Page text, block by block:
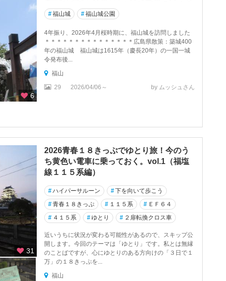
6
#福山城 #福山城公園
4年振り、2026年4月桜時期に、福山城を訪問しました
＊＊＊＊＊＊＊＊＊＊＊＊＊＊＊広島県散策：築城400
年の福山城 福山城は1615年（慶長20年）の一国一城
令発布後...
福山
29
2026/04/06～ by ムッシュさん
31
2026青春１８きっぷでゆとり旅！今のう
ち黄色い電車に乗っておく。vol.1（福塩
線１１５系編）
#ハイパーサルーン #下を向いて歩こう
#青春１８きっぷ # １１５系 # ＥＦ６４
# ４１５系 #ゆとり # ２扉転換クロス車
近いうちに状況が変わる可能性があるので、スキップ公
開します。今回のテーマは「ゆとり」です。私とは無縁
のことばですが、心にゆとりのある方向けの「３日で１
万」の１８きっぷを...
福山